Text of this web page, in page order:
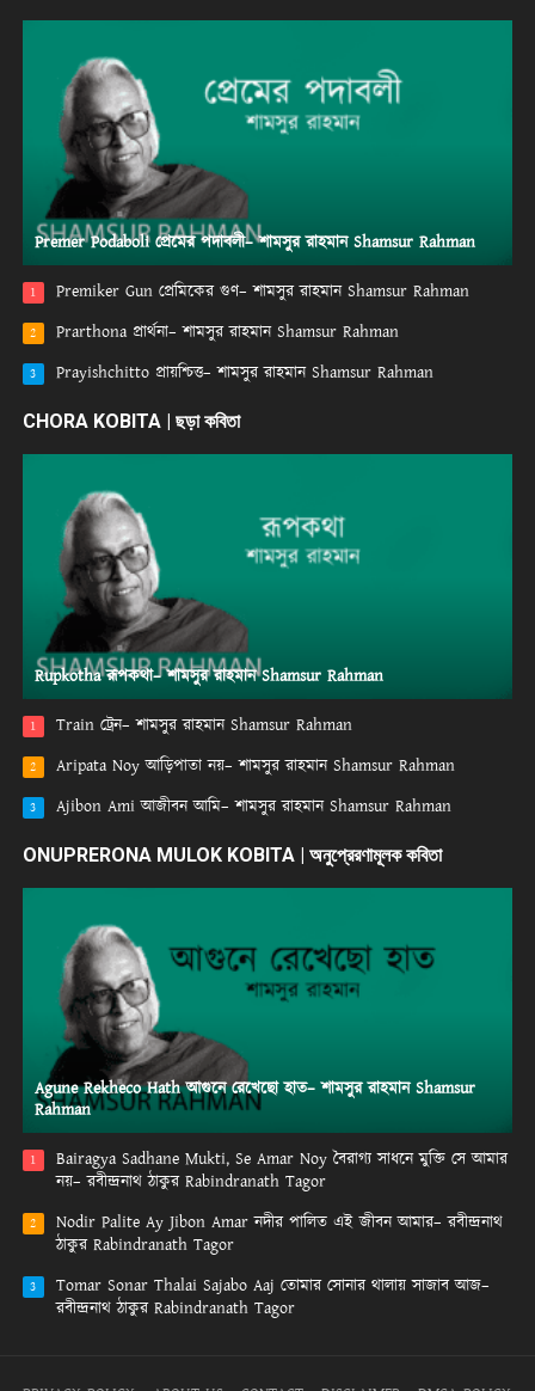
Premer Podaboli প্রেমের পদাবলী– শামসুর রাহমান Shamsur Rahman
1 Premiker Gun প্রেমিকের গুণ– শামসুর রাহমান Shamsur Rahman
2 Prarthona প্রার্থনা– শামসুর রাহমান Shamsur Rahman
3 Prayishchitto প্রায়শ্চিত্ত– শামসুর রাহমান Shamsur Rahman
CHORA KOBITA | ছড়া কবিতা
Rupkotha রূপকথা– শামসুর রাহমান Shamsur Rahman
1 Train ট্রেন– শামসুর রাহমান Shamsur Rahman
2 Aripata Noy আড়িপাতা নয়– শামসুর রাহমান Shamsur Rahman
3 Ajibon Ami আজীবন আমি– শামসুর রাহমান Shamsur Rahman
ONUPRERONA MULOK KOBITA | অনুপ্রেরণামূলক কবিতা
Agune Rekheco Hath আগুনে রেখেছো হাত– শামসুর রাহমান Shamsur
Rahman
1
Bairagya Sadhane Mukti, Se Amar Noy বৈরাগ্য সাধনে মুক্তি সে আমার
নয়– রবীন্দ্রনাথ ঠাকুর Rabindranath Tagor
2
Nodir Palite Ay Jibon Amar নদীর পালিত এই জীবন আমার– রবীন্দ্রনাথ
ঠাকুর Rabindranath Tagor
3
Tomar Sonar Thalai Sajabo Aaj তোমার সোনার থালায় সাজাব আজ–
রবীন্দ্রনাথ ঠাকুর Rabindranath Tagor